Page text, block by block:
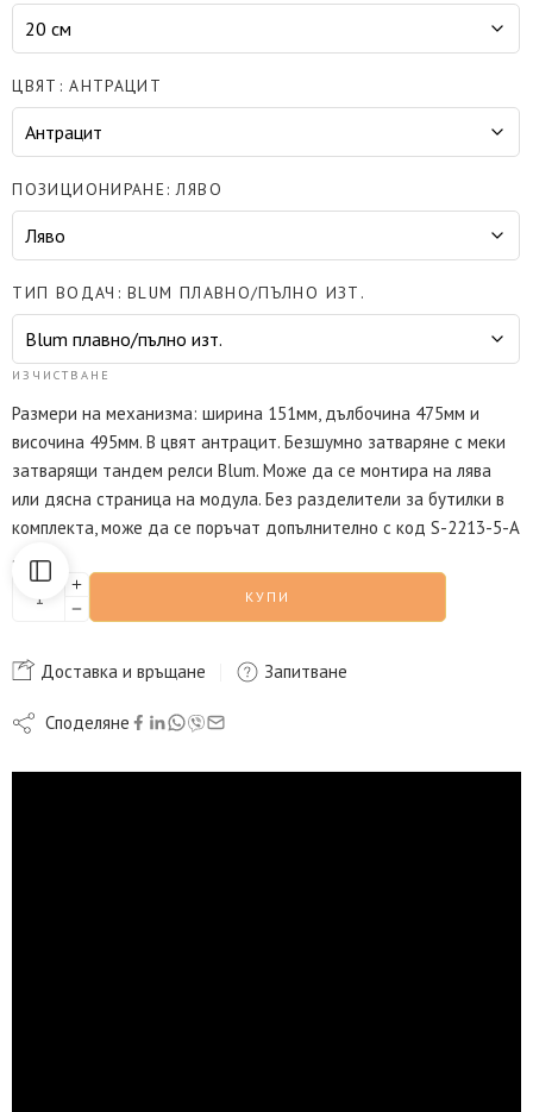
ЦВЯТ АНТРАЦИТ
ПОЗИЦИОНИРАНЕ ЛЯВО
ТИП ВОДАЧ BLUM ПЛАВНО/ПЪЛНО ИЗТ.
ИЗЧИСТВАНЕ
Размери на механизма: ширина 151мм, дълбочина 475мм и
височина 495мм. В цвят антрацит. Безшумно затваряне с меки
затварящи тандем релси Blum. Може да се монтира на лява
или дясна страница на модула. Без разделители за бутилки в
комплекта, може да се поръчат допълнително с код S-2213-5-A
.
КУПИ
Доставка и връщане Запитване
Споделяне